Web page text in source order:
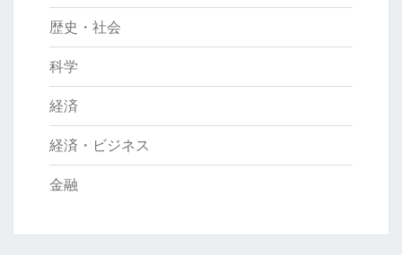
歴史・社会
科学
経済
経済・ビジネス
金融